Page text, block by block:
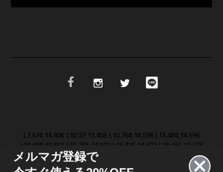
L7.674,13.406 L10.27,13.406 L10.764,14.596 L13.484,14.596
L13.484,10.661 L15.235,14.602 L16.425,14.602 L18.165,10.673
L18.165,14.603 L19.623,14.603 L19.647,9.083 L19.646,9.084 Z
M28.986,11.852 L31.517,9.084 L29.695,9.084 L28.094,10.81
メルマガ登録で